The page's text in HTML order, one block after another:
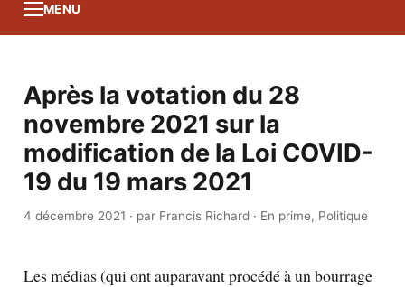
MENU
Après la votation du 28
novembre 2021 sur la
modification de la Loi COVID-
19 du 19 mars 2021
4 décembre 2021 · par Francis Richard· En prime, Politique
Les médias (qui ont auparavant procédé à un bourrage